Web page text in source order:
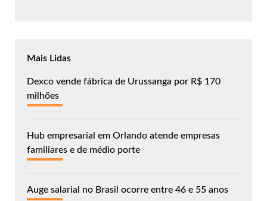
Mais Lidas
Dexco vende fábrica de Urussanga por R$ 170
milhões
Hub empresarial em Orlando atende empresas
familiares e de médio porte
Auge salarial no Brasil ocorre entre 46 e 55 anos